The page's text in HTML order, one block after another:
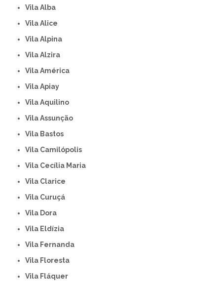
Vila Alba
Vila Alice
Vila Alpina
Vila Alzira
Vila América
Vila Apiay
Vila Aquilino
Vila Assunção
Vila Bastos
Vila Camilópolis
Vila Cecília Maria
Vila Clarice
Vila Curuçá
Vila Dora
Vila Eldízia
Vila Fernanda
Vila Floresta
Vila Fláquer